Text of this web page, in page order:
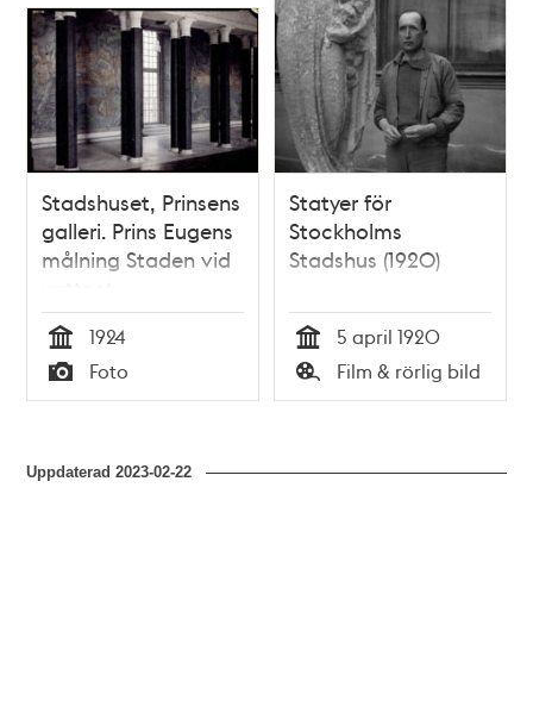
Stadshuset, Prinsens
galleri. Prins Eugens
målning Staden vid
Tid
1924
Typ
Foto
Statyer för
Stockholms
Stadshus (1920)
Tid
5 april 1920
Typ
Film & rörlig bild
Uppdaterad2023-02-22